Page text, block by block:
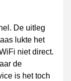
De uitleg
lukte het
niet direct.
de
is het toch